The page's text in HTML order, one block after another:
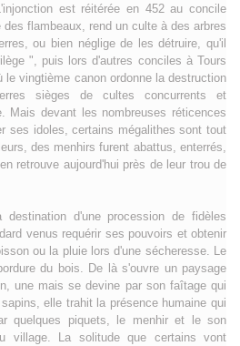
est réitérée en 452 au concile
flambeaux, rend un culte à des arbres
ou bien néglige de les détruire, qu'il
", puis lors d'autres conciles à Tours
le vingtième canon ordonne la destruction
sièges de cultes concurrents et
Mais devant les nombreuses réticences
ses idoles, certains mégalithes sont tout
des menhirs furent abattus, enterrés,
retrouve aujourd'hui près de leur trou de
d'une procession de fidèles
venus requérir ses pouvoirs et obtenir
ou la pluie lors d'une sécheresse. Le
du bois. De là s'ouvre un paysage
une mais se devine par son faîtage qui
elle trahit la présence humaine qui
quelques piquets, le menhir et le son
village. La solitude que certains vont